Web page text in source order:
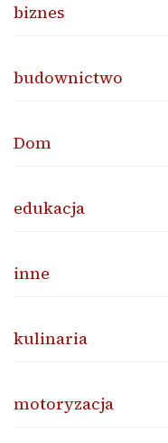
biznes
budownictwo
Dom
edukacja
inne
kulinaria
motoryzacja